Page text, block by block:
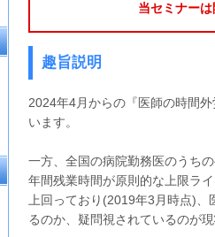
当セミナー
趣旨説明
2024年4月からの『医師の時間
います。
一方、全国の病院勤務医のうち
年間残業時間が原則的な上限ラ
上回っており(2019年3月時点)
るのか、疑問視されているのが